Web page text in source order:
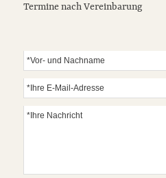
Termine nach Vereinbarung